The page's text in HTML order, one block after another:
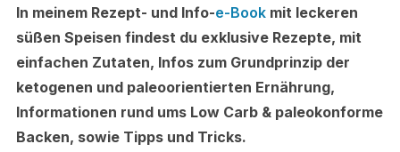
In meinem Rezept- und Info-e-Bookmit leckeren
süßen Speisen findest du exklusive Rezepte, mit
einfachen Zutaten, Infos zum Grundprinzip der
ketogenen und paleoorientierten Ernährung,
Informationen rund ums Low Carb & paleokonforme
Backen, sowie Tipps und Tricks.